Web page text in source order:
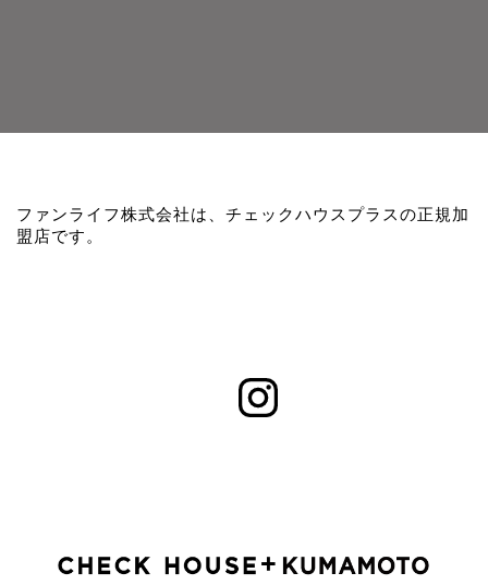
ファンライフ株式会社は、チェックハウスプラスの正規加
盟店です。